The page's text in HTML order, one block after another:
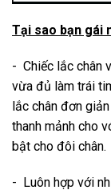
Tại sao bạn gái
- Chiếc lắc chân
vừa đủ làm trái
lắc chân đơn
thanh mảnh cho
bật cho đôi chân.
- Luôn hợp với